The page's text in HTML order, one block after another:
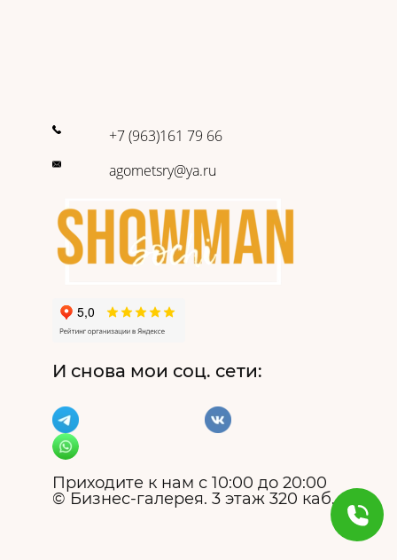
+7 (963)161 79 66
agometsry@ya.ru
И снова мои соц. сети:
Приходите к нам с 10:00 до 20:00
© Бизнес-галерея. 3 этаж 320 каб.